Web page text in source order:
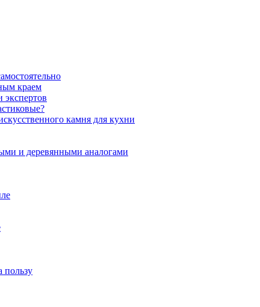
краем
экспертов
камня для кухни
и деревянными аналогами
пользу